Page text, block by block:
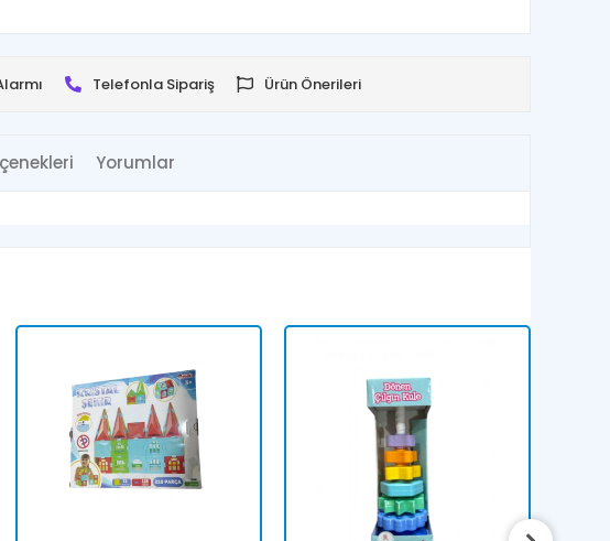
Telefonla Sipariş Ürün Önerileri
Yorumlar